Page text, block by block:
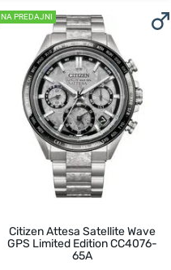
NA PREDAJNI
Citizen Attesa Satellite Wave
GPS Limited Edition CC4076-
65A